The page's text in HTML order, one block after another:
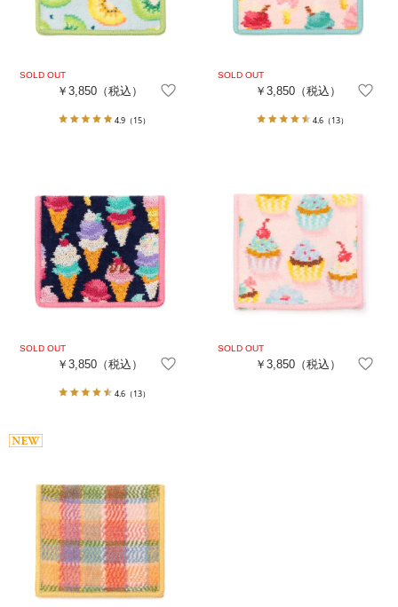
￥3,850 （税込）
4.9（15）
￥3,850（税込）
4.6（13）
￥3,850 （税込）
4.6（13）
￥3,850（税込）